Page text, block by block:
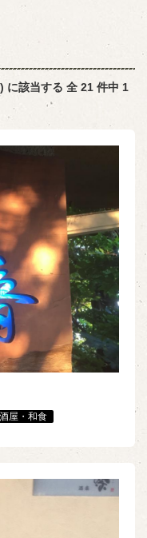
に該当する 全 21 件中 1
屋・和食